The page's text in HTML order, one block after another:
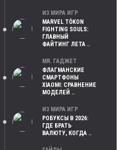
ИЗ МИРА ИГР
MARVEL TŌKON
FIGHTING SOULS:
ГЛАВНЫЙ
ФАЙТИНГ ЛЕТА ..
MR. ГАДЖЕТ
ФЛАГМАНСКИЕ
СМАРТФОНЫ
XIAOMI: СРАВНЕНИЕ
МОДЕЛЕЙ ..
ИЗ МИРА ИГР
РОБУКСЫ В 2026:
ГДЕ БРАТЬ
ВАЛЮТУ, КОГДА ..